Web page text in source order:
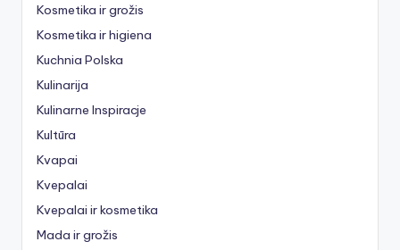
Kosmetika ir grožis
Kosmetika ir higiena
Kuchnia Polska
Kulinarija
Kulinarne Inspiracje
Kultūra
Kvapai
Kvepalai
Kvepalai ir kosmetika
Mada ir grožis